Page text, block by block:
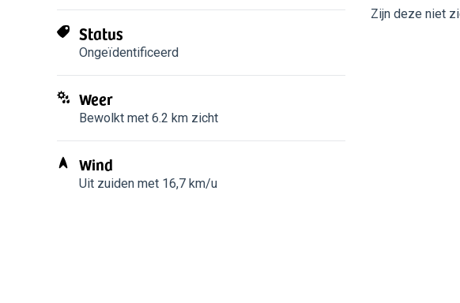
Status
Ongeïdentificeerd
Weer
Bewolkt met 6.2 km zicht
Wind
Uit zuiden met 16,7 km/u
Zijn deze niet